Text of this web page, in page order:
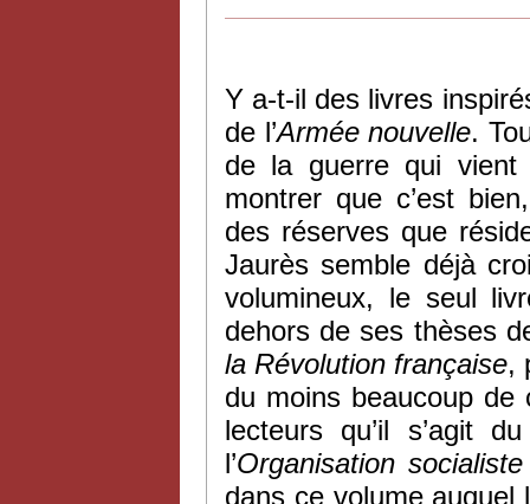
Y a-t-il des livres
de l’Armée nouvelle.
de la guerre qui
montrer que c’est
des réserves que
Jaurès semble déjà
volumineux, le seul
dehors de ses thèses
la Révolution française,
du moins beaucoup
lecteurs qu’il s’agit
l’Organisation
dans ce volume auquel